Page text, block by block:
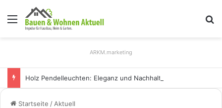
Menü
ARKM.marketing
Startseite / Aktuell